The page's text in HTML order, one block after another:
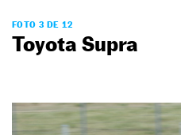
FOTO 3 DE 12
Toyota Supra